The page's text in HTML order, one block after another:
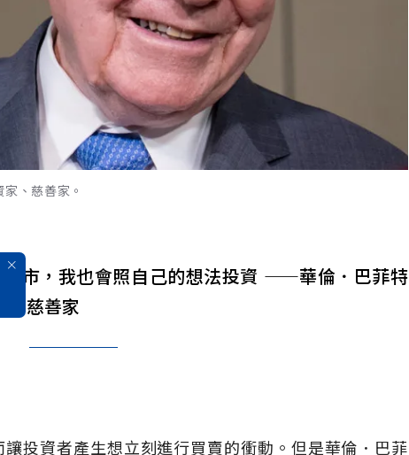
、慈善家。
市，我也會照自己的想法投資 ——華倫．巴菲特
、慈善家
投資者產生想立刻進行買賣的衝動。但是華倫．巴菲